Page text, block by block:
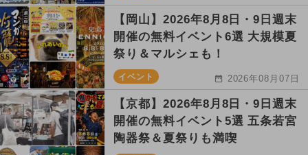
【岡山】2026年8月8日・9日週末
開催の無料イベント6選 大規模夏
祭り＆マルシェも！
イベント 2026年08月07日
【京都】2026年8月8日・9日週末
開催の無料イベント5選 五条若宮
陶器祭＆夏祭りも満喫